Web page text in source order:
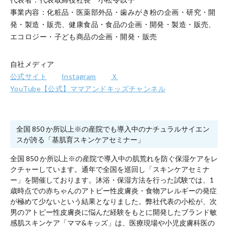
事業内容：化粧品・医薬部外品・歯みがき粉の企画・研究・開
発・製造・販売、健康食品・食品の企画・開発・製造・販売、
エコロジー・子ども商品の企画・開発・販売
自社メディア
公式サイト
Instagram
Ｘ
YouTube【公式】ママアンドキッズチャンネル
全国 850 か所以上※の産院でも導入中のナチュラルサイエン
スが誇る「基肌育スキンケアセミナー」
全国 850 か所以上※の産院で導入中の肌荒れを防ぐ保湿ケアをレ
クチャーしています。通年で全国を巡回し「スキンケアセミナ
ー」を開催しております。沐浴・保湿方法を⾏った試験では、1
歳時点での赤ちゃんのアトピー性⽪膚炎・食物アレルギーの発症
が極めて少ないという結果となりました。弊社代表の⼩松が、次
男のアトピー性⽪膚炎に悩んだ経験をもとに開発したブランド敏
感肌スキンケア「ママ&キッズ」は、医療現場や⼩児⽪膚科医の